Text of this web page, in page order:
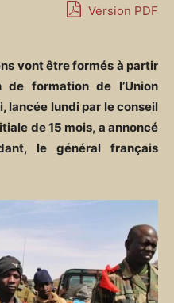
Version PDF
vont être formés à partir
formation de l’Union
lancée lundi par le conseil
de 15 mois, a annoncé
le général français